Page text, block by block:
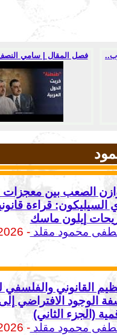
فصل المقال | سامي
الصعب بين
السيليكون: قراءة
إيلون ماسك
محمود مقلد- 2026 / 6 / 15
القانوني
الوجود الافتراضي إلى
(الجزء الثاني)
محمود مقلد- 2026 / 5 / 21